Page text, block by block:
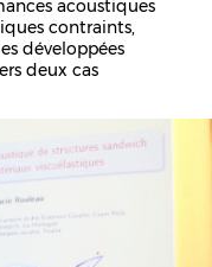
acoustiques
contraints,
développées
deux cas